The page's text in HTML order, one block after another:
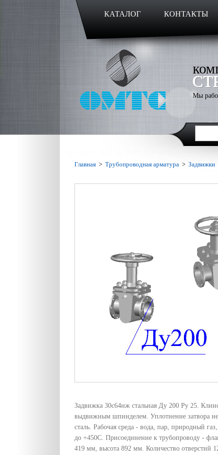
КАТАЛОГ КОНТАКТЫ
Мы
Главная > Трубопроводная арматура > Задвижки
Задвижка 30с64нж стальная Ду 200 Pу 25.
выдвижным шпинделем. Уплотнение затвора
сталь. Рабочая среда - вода, пар, природный
до +450C. Присоединение к трубопроводу -
419 мм, высота 892 мм. Количество отверстий